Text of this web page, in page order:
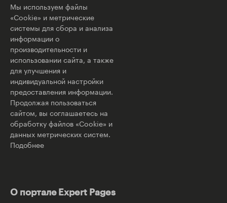
Мы используем файлы
«Cookie» и метрические
системы для сбора и анализа
информации о
производительности и
использовании сайта, а также
для улучшения и
индивидуальной настройки
предоставления информации.
Продолжая пользоваться
сайтом, вы соглашаетесь на
обработку файлов «Cookie» и
данных метрических систем.
Подобнее
О портале Expert Pages